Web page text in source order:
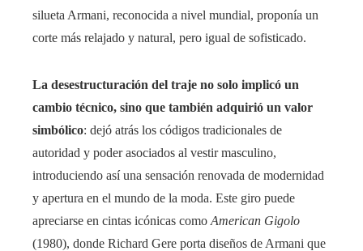
silueta Armani, reconocida a nivel mundial, proponía un
corte más relajado y natural, pero igual de sofisticado.
La desestructuración del traje no solo implicó un
cambio técnico, sino que también adquirió un valor
simbólico: dejó atrás los códigos tradicionales de
autoridad y poder asociados al vestir masculino,
introduciendo así una sensación renovada de modernidad
y apertura en el mundo de la moda. Este giro puede
apreciarse en cintas icónicas como American Gigolo
(1980), donde Richard Gere porta diseños de Armani que